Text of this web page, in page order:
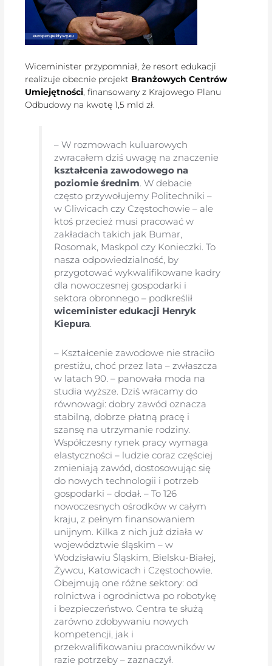
Wiceminister przypomniał, że resort edukacji
realizuje obecnie projekt Branżowych Centrów
Umiejętności , finansowany z Krajowego Planu
Odbudowy na kwotę 1,5 mld zł.
– W rozmowach kuluarowych
zwracałem dziś uwagę na znaczenie
kształcenia zawodowego na
poziomie średnim. W debacie
często przywołujemy Politechniki –
w Gliwicach czy Częstochowie – ale
ktoś przecież musi pracować w
zakładach takich jak Bumar,
Rosomak, Maskpol czy Konieczki. To
nasza odpowiedzialność, by
przygotować wykwalifikowane kadry
dla nowoczesnej gospodarki i
sektora obronnego – podkreślił
wiceminister edukacji Henryk
Kiepura.
– Kształcenie zawodowe nie straciło
prestiżu, choć przez lata – zwłaszcza
w latach 90. – panowała moda na
studia wyższe. Dziś wracamy do
równowagi: dobry zawód oznacza
stabilną, dobrze płatną pracę i
szansę na utrzymanie rodziny.
Współczesny rynek pracy wymaga
elastyczności – ludzie coraz częściej
zmieniają zawód, dostosowując się
do nowych technologii i potrzeb
gospodarki – dodał. – To 126
nowoczesnych ośrodków w całym
kraju, z pełnym finansowaniem
unijnym. Kilka z nich już działa w
województwie śląskim – w
Wodzisławiu Śląskim, Bielsku-Białej,
Żywcu, Katowicach i Częstochowie.
Obejmują one różne sektory: od
rolnictwa i ogrodnictwa po robotykę
i bezpieczeństwo. Centra te służą
zarówno zdobywaniu nowych
kompetencji, jak i
przekwalifikowaniu pracowników w
razie potrzeby – zaznaczył.